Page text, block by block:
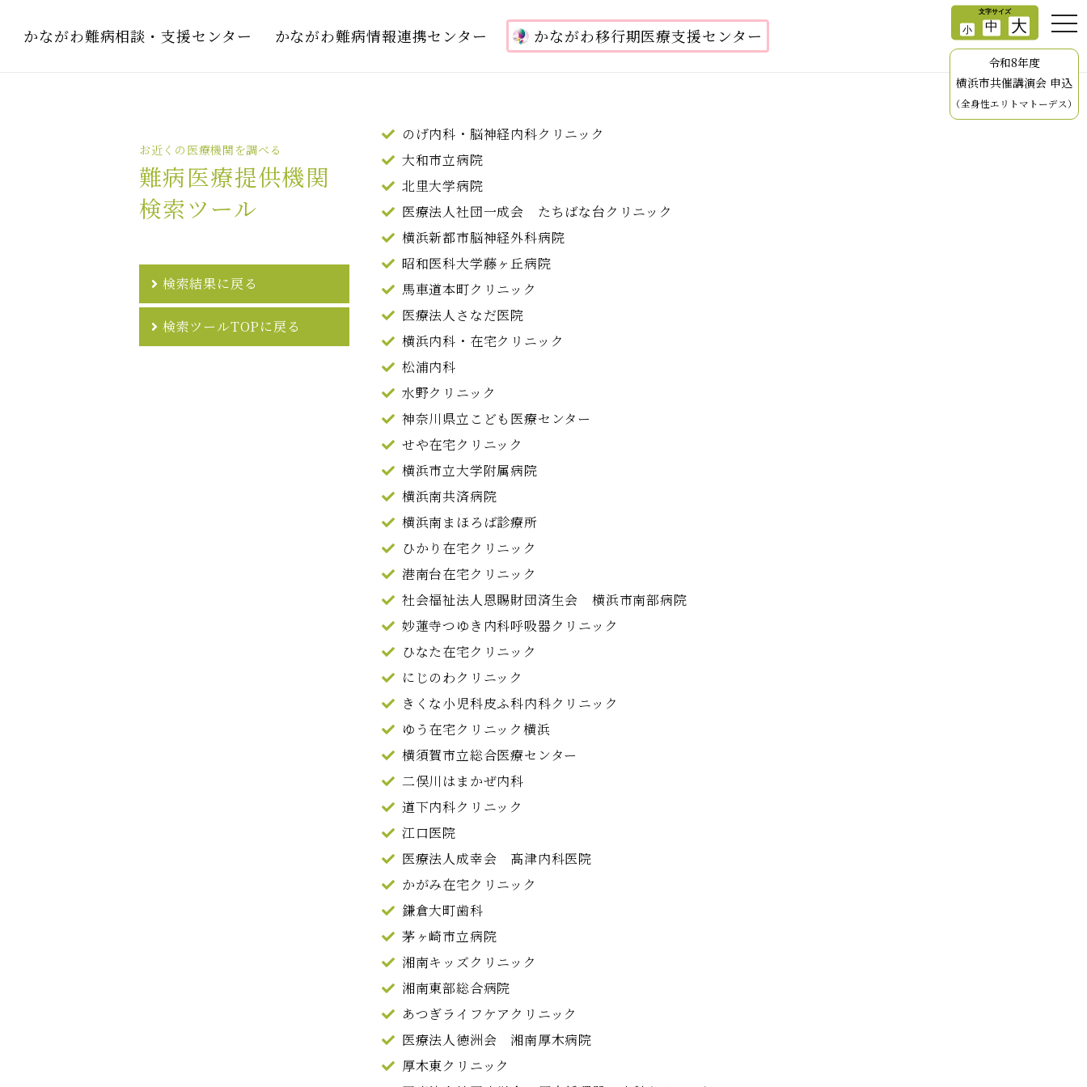
かながわ難病相談・支援センター かながわ難病情報連携センター かながわ移行期医療支援センター
令和8年度
横浜市共催講演会 申込
（全身性エリトマトーデス）
のげ内科・脳神経内科クリニック
大和市立病院
北里大学病院
医療法人社団一成会 たちばな台クリニック
横浜新都市脳神経外科病院
昭和医科大学藤ヶ丘病院
馬車道本町クリニック
医療法人さなだ医院
横浜内科・在宅クリニック
松浦内科
水野クリニック
神奈川県立こども医療センター
せや在宅クリニック
横浜市立大学附属病院
横浜南共済病院
横浜南まほろば診療所
ひかり在宅クリニック
港南台在宅クリニック
社会福祉法人恩賜財団済生会 横浜市南部病院
妙蓮寺つゆき内科呼吸器クリニック
ひなた在宅クリニック
にじのわクリニック
きくな小児科皮ふ科内科クリニック
ゆう在宅クリニック横浜
横須賀市立総合医療センター
二俣川はまかぜ内科
道下内科クリニック
江口医院
医療法人成幸会 髙津内科医院
かがみ在宅クリニック
鎌倉大町歯科
茅ヶ崎市立病院
湘南キッズクリニック
湘南東部総合病院
あつぎライフケアクリニック
医療法人徳洲会 湘南厚木病院
厚木東クリニック
お近くの医療機関を調べる
難病医療提供機関
検索ツール
検索結果に戻る
検索ツールTOPに戻る